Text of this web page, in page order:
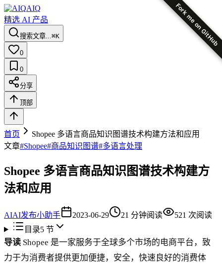
Fork me on GitHub
AIQ
精选 AI 产品
搜索文章...⌘K
0
0
分享
顶部
首页
Shopee 多语言商品知识图谱技术构建方法和应用
文章#Shopee#商品知识图谱#多语言处理
Shopee 多语言商品知识图谱技术构建方
法和应用
AIAI发布小助手 2023-06-29 21 分钟阅读 521 次阅读
目录5节
导读 Shopee 是一家服务于全球多个市场的电商平台，致
力于为消费者提供更加便捷，安全，快速良好的消费体